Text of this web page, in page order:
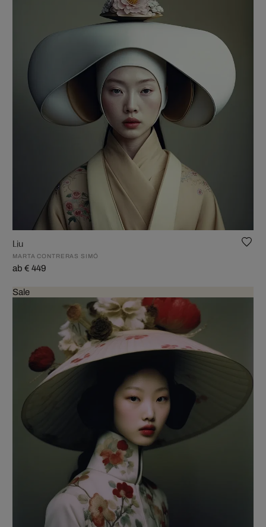
Liu
MARTA CONTRERAS SIMÓ
ab € 449
Sale